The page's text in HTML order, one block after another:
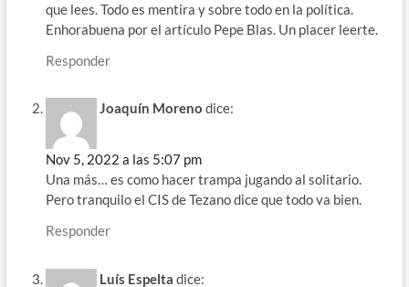
que lees. Todo es mentira y sobre todo en la política.
Enhorabuena por el artículo Pepe Blas. Un placer leerte.
Responder
Joaquín Moreno dice:
Nov 5, 2022 a las 5:07 pm
Una más… es como hacer trampa jugando al solitario.
Pero tranquilo el CIS de Tezano dice que todo va bien.
Responder
Luís Espelta dice: